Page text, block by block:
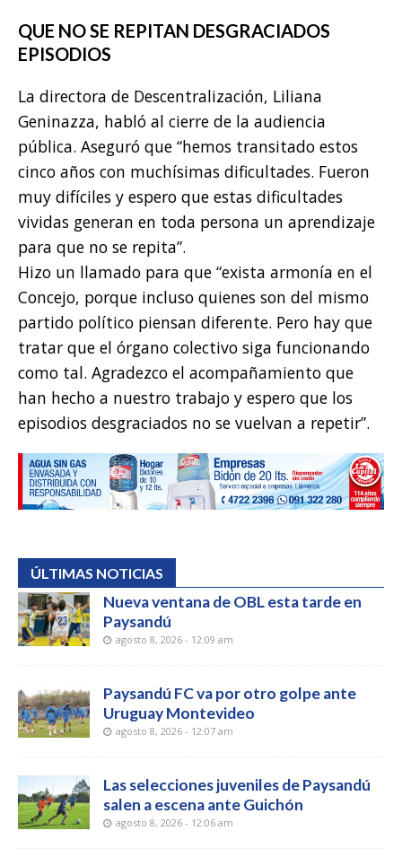
QUE NO SE REPITAN DESGRACIADOS
EPISODIOS
La directora de Descentralización, Liliana
Geninazza, habló al cierre de la audiencia
pública. Aseguró que “hemos transitado estos
cinco años con muchísimas dificultades. Fueron
muy difíciles y espero que estas dificultades
vividas generan en toda persona un aprendizaje
para que no se repita”.
Hizo un llamado para que “exista armonía en el
Concejo, porque incluso quienes son del mismo
partido político piensan diferente. Pero hay que
tratar que el órgano colectivo siga funcionando
como tal. Agradezco el acompañamiento que
han hecho a nuestro trabajo y espero que los
episodios desgraciados no se vuelvan a repetir”.
ÚLTIMAS NOTICIAS
Nueva ventana de OBL esta tarde en
Paysandú
agosto 8, 2026 - 12:09 am
Paysandú FC va por otro golpe ante
Uruguay Montevideo
agosto 8, 2026 - 12:07 am
Las selecciones juveniles de Paysandú
salen a escena ante Guichón
agosto 8, 2026 - 12:06 am